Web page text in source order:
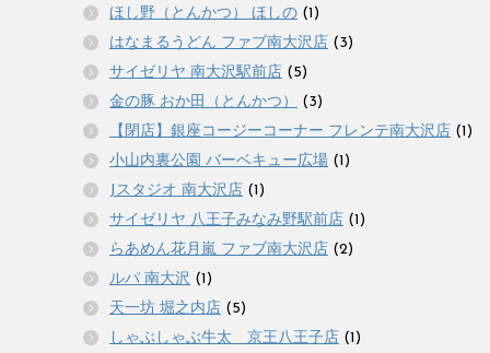
ほし野（とんかつ） ほしの (1)
はなまるうどん ファブ南大沢店 (3)
サイゼリヤ 南大沢駅前店 (5)
金の豚 おか田（とんかつ）
(3)
【閉店】銀座コージーコーナー フレンテ南大沢店 (1)
小山内裏公園 バーベキュー広場 (1)
Jスタジオ 南大沢店 (1)
サイゼリヤ 八王子みなみ野駅前店 (1)
らあめん花月嵐 ファブ南大沢店 (2)
ルパ 南大沢 (1)
天一坊 堀之内店 (5)
しゃぶしゃぶ牛太 京王八王子店 (1)